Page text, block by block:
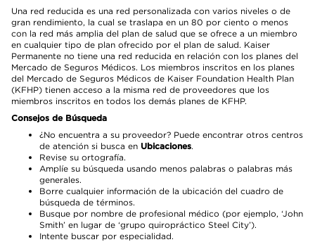
Una red reducida es una red personalizada con varios niveles o de
gran rendimiento, la cual se traslapa en un 80 por ciento o menos
con la red más amplia del plan de salud que se ofrece a un miembro
en cualquier tipo de plan ofrecido por el plan de salud. Kaiser
Permanente no tiene una red reducida en relación con los planes del
Mercado de Seguros Médicos. Los miembros inscritos en los planes
del Mercado de Seguros Médicos de Kaiser Foundation Health Plan
(KFHP) tienen acceso a la misma red de proveedores que los
miembros inscritos en todos los demás planes de KFHP.
Consejos de Búsqueda
¿No encuentra a su proveedor? Puede encontrar otros centros
de atención si busca en Ubicaciones.
Revise su ortografía.
Amplíe su búsqueda usando menos palabras o palabras más
generales.
Borre cualquier información de la ubicación del cuadro de
búsqueda de términos.
Busque por nombre de profesional médico (por ejemplo, ‘John
Smith’ en lugar de ‘grupo quiropráctico Steel City’).
Intente buscar por especialidad.